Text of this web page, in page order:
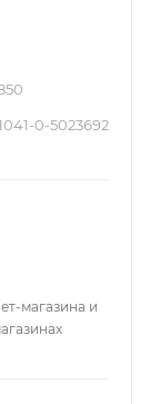
0-5023692
магазина и